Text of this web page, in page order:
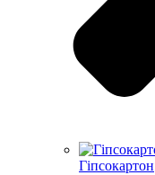
Гіпсокартон